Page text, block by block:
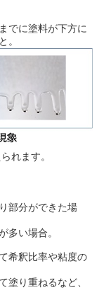
でに塗料が下方に
。
れます。
部分ができた場
多い場合。
希釈比率や粘度の
塗り重ねるなど、